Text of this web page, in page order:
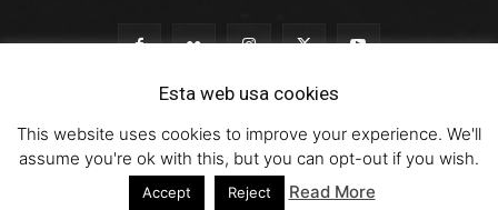
© 2011-2023 The World Thru My Eyes - Travel Magazine (Versión 4.0)
thewotme@TV Sobre Nosotros Contacto
Esta web usa cookies
This website uses cookies to improve your experience. We'll
assume you're ok with this, but you can opt-out if you wish.
Accept Reject Read More